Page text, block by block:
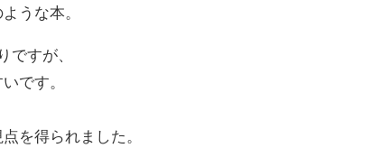
うな本。
ですが、
です。
を得られました。